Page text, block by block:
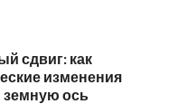
сдвиг: как
изменения
земную ось